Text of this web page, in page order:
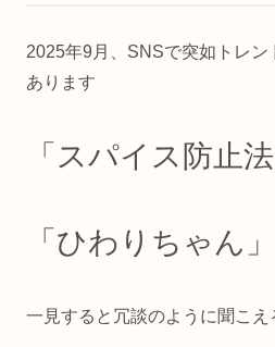
2025年9月、SNSで突如トレ
あります
「スパイス防止法
「ひわりちゃん」
一見すると冗談のように聞こえ